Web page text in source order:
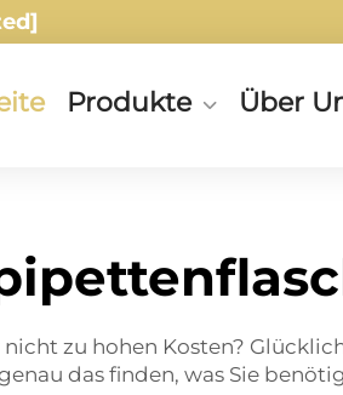
Produkte Über
nicht zu hohen Kosten?
das finden, was Sie